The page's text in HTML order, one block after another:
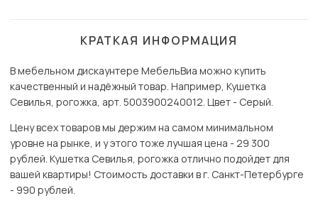
КРАТКАЯ ИНФОРМАЦИЯ
В мебельном дискаунтере МебельВиа можно купить
качественный и надёжный товар. Например, Кушетка
Севилья, рогожка, арт. 5003900240012. Цвет - Серый.
Цену всех товаров мы держим на самом минимальном
уровне на рынке, и у этого тоже лучшая цена - 29 300
рублей. Кушетка Севилья, рогожка отлично подойдет для
вашей квартиры! Стоимость доставки в г. Санкт-Петербурге
- 990 рублей.